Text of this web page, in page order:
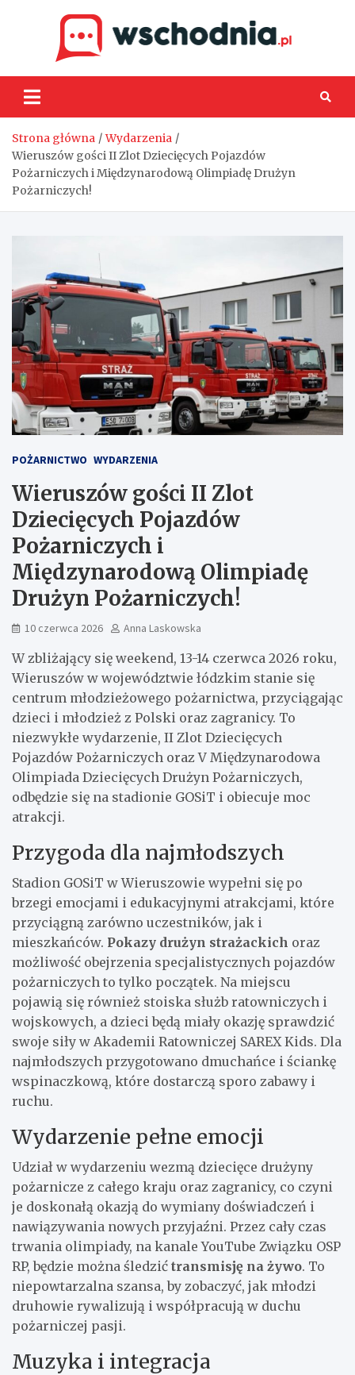
Strona główna
Wydarzenia
Wieruszów gości II Zlot Dziecięcych Pojazdów
Pożarniczych i Międzynarodową Olimpiadę Drużyn
Pożarniczych!
POŻARNICTWO WYDARZENIA
Wieruszów gości II Zlot
Dziecięcych Pojazdów
Pożarniczych i
Międzynarodową Olimpiadę
Drużyn Pożarniczych!
10 czerwca 2026 Anna Laskowska
W zbliżający się weekend, 13-14 czerwca 2026 roku,
Wieruszów w województwie łódzkim stanie się
centrum młodzieżowego pożarnictwa, przyciągając
dzieci i młodzież z Polski oraz zagranicy. To
niezwykłe wydarzenie, II Zlot Dziecięcych
Pojazdów Pożarniczych oraz V Międzynarodowa
Olimpiada Dziecięcych Drużyn Pożarniczych,
odbędzie się na stadionie GOSiT i obiecuje moc
atrakcji.
Przygoda dla najmłodszych
Stadion GOSiT w Wieruszowie wypełni się po
brzegi emocjami i edukacyjnymi atrakcjami, które
przyciągną zarówno uczestników, jak i
mieszkańców. Pokazy drużyn strażackich oraz
możliwość obejrzenia specjalistycznych pojazdów
pożarniczych to tylko początek. Na miejscu
pojawią się również stoiska służb ratowniczych i
wojskowych, a dzieci będą miały okazję sprawdzić
swoje siły w Akademii Ratowniczej SAREX Kids. Dla
najmłodszych przygotowano dmuchańce i ściankę
wspinaczkową, które dostarczą sporo zabawy i
ruchu.
Wydarzenie pełne emocji
Udział w wydarzeniu wezmą dziecięce drużyny
pożarnicze z całego kraju oraz zagranicy, co czyni
je doskonałą okazją do wymiany doświadczeń i
nawiązywania nowych przyjaźni. Przez cały czas
trwania olimpiady, na kanale YouTube Związku OSP
RP, będzie można śledzić transmisję na żywo. To
niepowtarzalna szansa, by zobaczyć, jak młodzi
druhowie rywalizują i współpracują w duchu
pożarniczej pasji.
Muzyka i integracja